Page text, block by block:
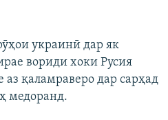
украинӣ дар як
вориди хоки Русия
қаламраверо дар сарҳад
медоранд.